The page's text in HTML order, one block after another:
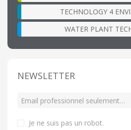
TECHNOLOGY 4
WATER PLANT
NEWSLETTER
Je ne suis pas un robot.